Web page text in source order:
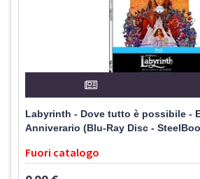
Labyrinth - Dove tutto è possibile -
Anniverario (Blu-Ray Disc -
Fuori catalogo